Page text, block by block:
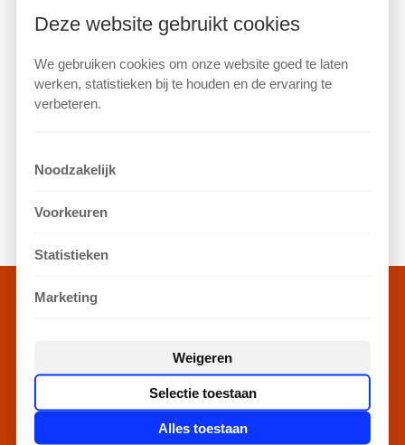
Hoe ontstaan gekwetste ‘innerlijke kinderen’?
Nadenken of piekeren?
Hoe bepalen gedachten je doen en laten?
Je angsten de baas?
Recente reacties
Deze website gebruikt cookies
We gebruiken cookies om onze website goed te laten
werken, statistieken bij te houden en de ervaring te
verbeteren.
Noodzakelijk
Voorkeuren
Statistieken
Marketing
Weigeren
Selectie toestaan
Alles toestaan